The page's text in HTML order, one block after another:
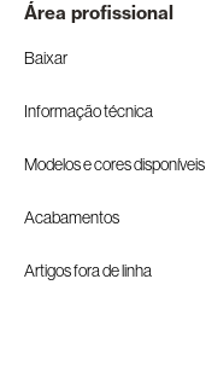
Área profissional
Baixar
Informação técnica
Modelos e cores disponíveis
Acabamentos
Artigos fora de linha